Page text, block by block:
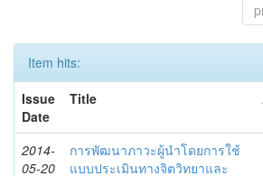
Item hits:
Issue
Date
Title
2014-
05-20
การพัฒนาภาวะผู้นำโดยการใช้
แบบประเมินทางจิตวิทยาและ